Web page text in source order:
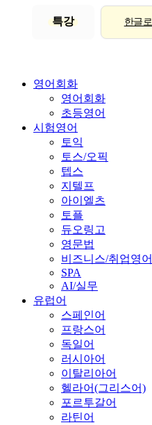
특강 한글
영어회화
영어회화
초등영어
시험영어
토익
토스/오픽
텝스
지텔프
아이엘츠
토플
듀오링고
영문법
비즈니스/취업영어
SPA
AI/실무
유럽어
스페인어
프랑스어
독일어
러시아어
이탈리아어
헬라어(그리스어)
포르투갈어
라틴어